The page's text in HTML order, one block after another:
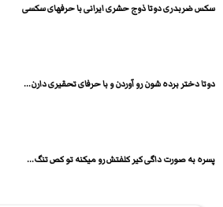
سکس ضربدری دوتا ذوج حشری ایرانی با حرفهای سکسی
دوتا دختر برده شون رو آوردن و با حرفای تحقیری دارن...
پسره به صورت داگی کیر کلفتش رو میکنه تو کص تنگ...